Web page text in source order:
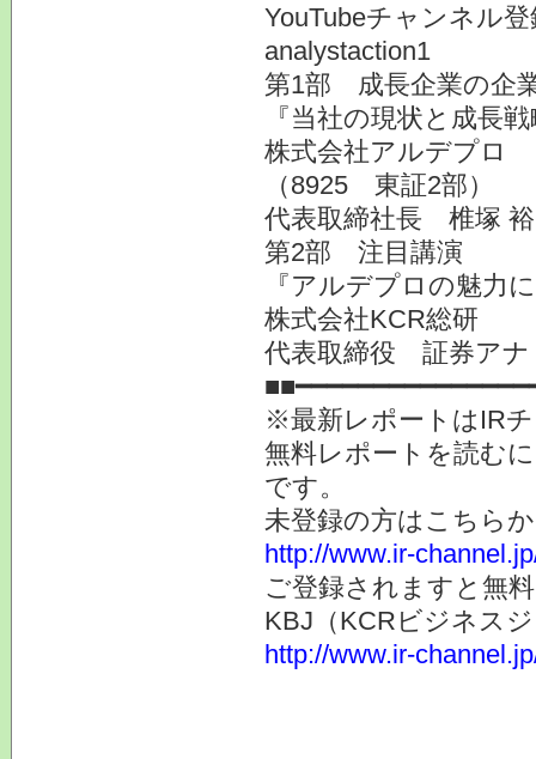
YouTubeチャンネル
analystaction1
第1部 成長企業の企
『当社の現状と成長
株式会社アルデプロ
（8925 東証2部）
代表取締社長 椎塚
第2部 注目講演
『アルデプロの魅力
株式会社KCR総研
代表取締役 証券ア
※最新レポートはIR
無料レポートを読む
です。
未登録の方はこちら
http://www.ir-
ご登録されますと無
KBJ（KCRビジネス
http://www.ir-